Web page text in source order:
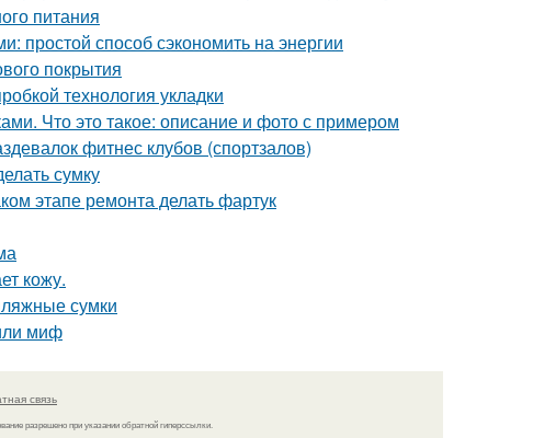
питания
простой способ сэкономить на энергии
покрытия
технология укладки
Что это такое: описание и фото с примером
фитнес клубов (спортзалов)
сумку
этапе ремонта делать фартук
кожу.
сумки
миф
связь
разрешено при указании обратной гиперссылки.